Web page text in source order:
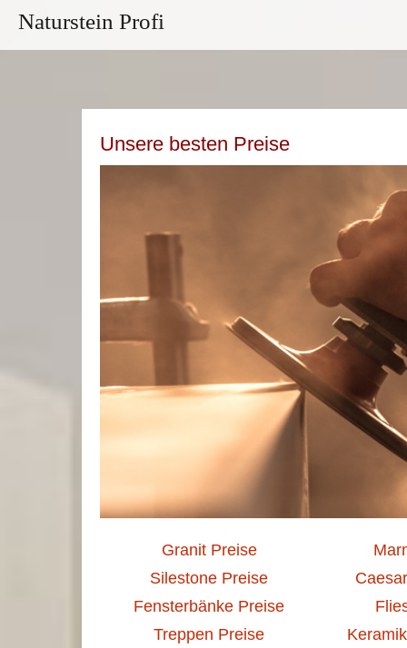
Naturstein Profi
Unsere besten Preise
Granit Preise
Silestone Preise
Fensterbänke Preise
Treppen Preise